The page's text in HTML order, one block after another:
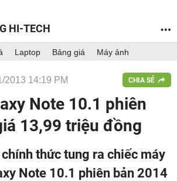
HI-TECH
Laptop Bảng giá Máy ảnh
2013 14:19 PM CHIA SẺ
Note 10.1 phiên
13,99 triệu đồng
thức tung ra chiếc máy
Note 10.1 phiên bản 2014